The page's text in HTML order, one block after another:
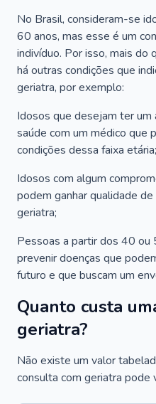
No Brasil, consideram-se
60 anos, mas esse é um
indivíduo. Por isso, mais do
há outras condições que
geriatra, por exemplo:
Idosos que desejam ter
saúde com um médico que
condições dessa faixa etária;
Idosos com algum
podem ganhar qualidade
geriatra;
Pessoas a partir dos 40 ou
prevenir doenças que
futuro e que buscam um
Quanto custa
geriatra?
Não existe um valor
consulta com geriatra pode